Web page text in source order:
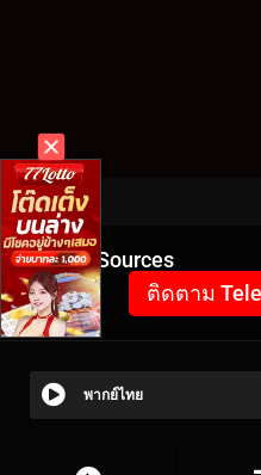
Video Sources
ติดตาม
พากย์ไทย